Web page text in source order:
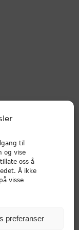
til
og vise
oss å
Å ikke
visse
preferanser